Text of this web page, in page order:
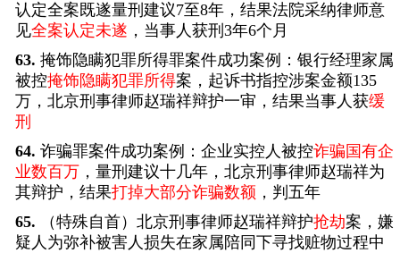
认定全案既遂量刑建议7至8年，结果法院采纳律师意
见全案认定未遂 ，当事人获刑3年6个月
63. 掩饰隐瞒犯罪所得罪案件成功案例：银行经理家属
被控掩饰隐瞒犯罪所得案，起诉书指控涉案金额135
万，北京刑事律师赵瑞祥辩护一审，结果当事人获缓
刑
64. 诈骗罪案件成功案例：企业实控人被控诈骗国有企
业数百万 ，量刑建议十几年，北京刑事律师赵瑞祥为
其辩护，结果打掉大部分诈骗数额 ，判五年
65.
（特殊自首）北京刑事律师赵瑞祥辩护抢劫案，嫌
疑人为弥补被害人损失在家属陪同下寻找赃物过程中